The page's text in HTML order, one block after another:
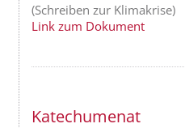
(Schreiben zur Klimakrise)
Link zum Dokument
Katechumenat